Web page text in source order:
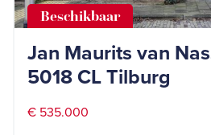
Beschikbaar
Jan Maurits van
5018 CL Tilburg
€ 535.000